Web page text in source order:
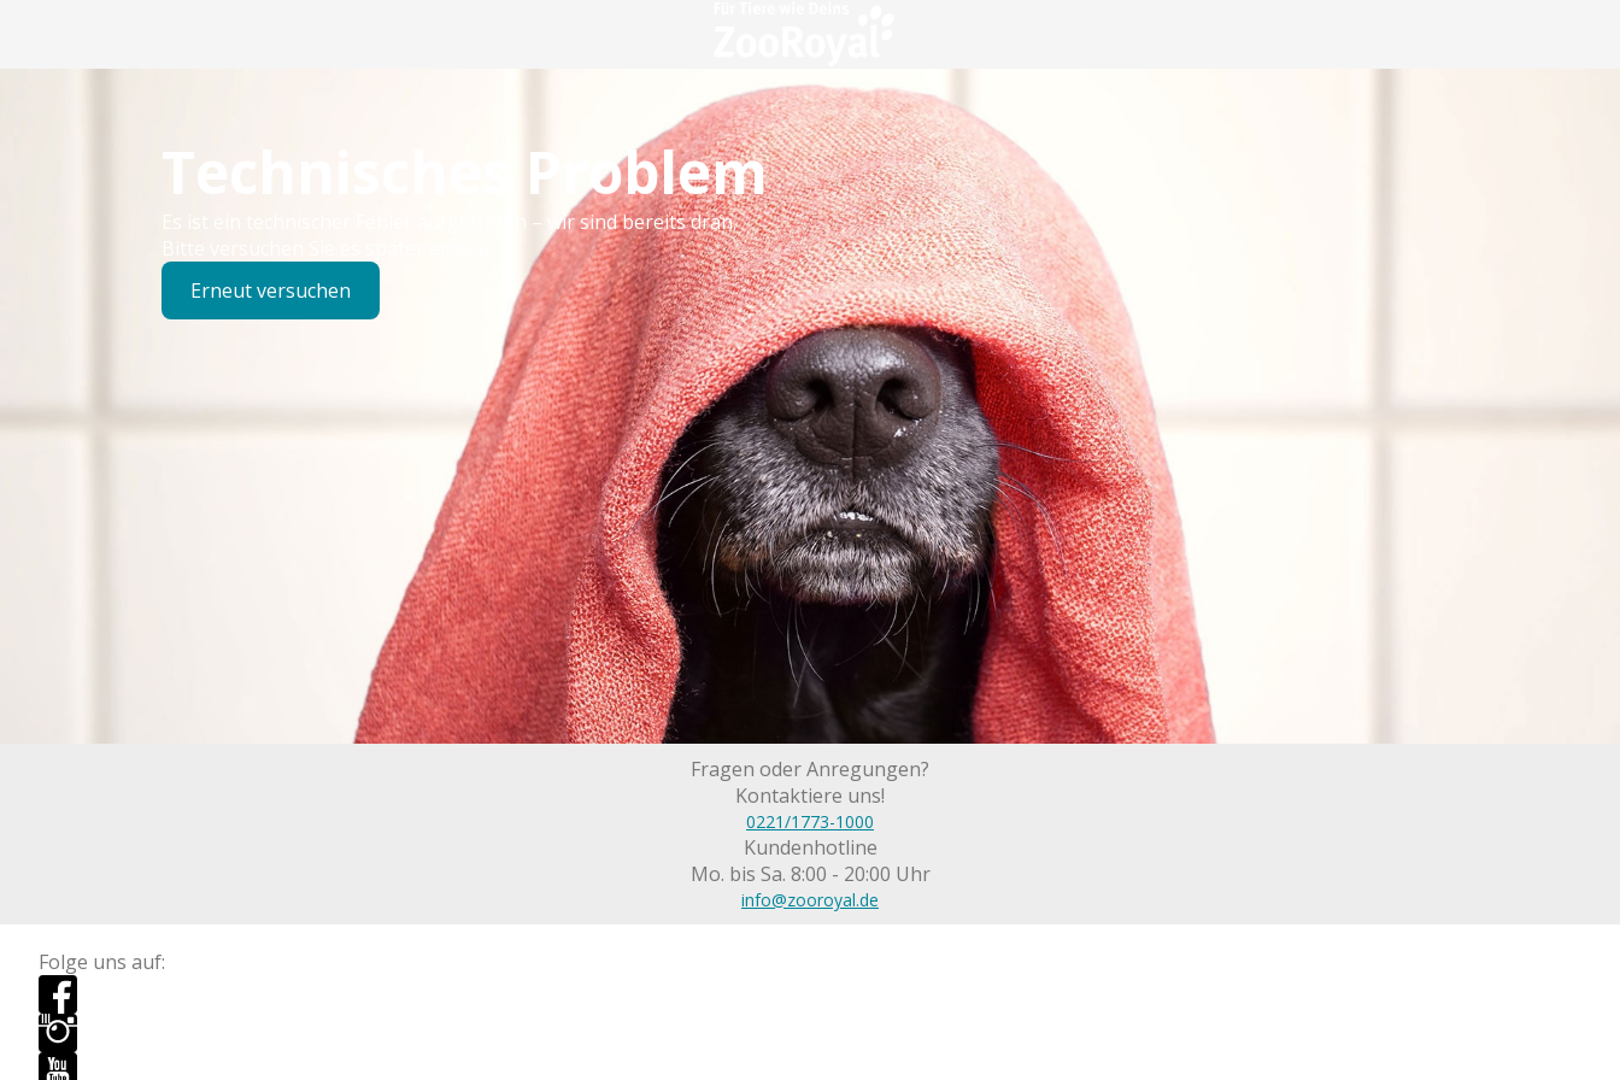
Technisches Problem
Es ist ein technischer Fehler aufgetreten – wir sind bereits dran.
Bitte versuchen Sie es später erneut.
Erneut versuchen
Fragen oder Anregungen?
Kontaktiere uns!
0221/1773-1000
Kundenhotline
Mo. bis Sa. 8:00 - 20:00 Uhr
info@zooroyal.de
Folge uns auf: